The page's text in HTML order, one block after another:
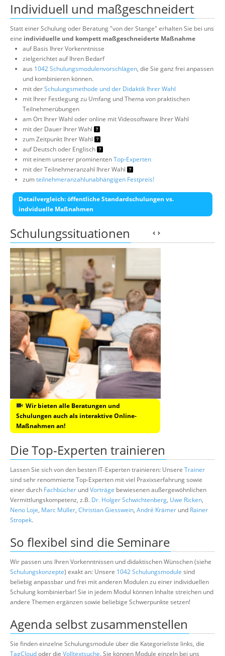
Individuell und maßgeschneidert
Statt einer Schulung oder Beratung "von der Stange" erhalten Sie bei uns
eine individuelle und kompett maßgeschneiderte Maßnahme
auf Basis Ihrer Vorkenntnisse
zielgerichtet auf Ihren Bedarf
aus 1042 Schulungsmodulenvorschlägen, die Sie ganz frei anpassen
und kombinieren können.
mit derSchulungsmethode und der Didaktik Ihrer Wahl
mit Ihrer Festlegung zu Umfang und Thema von praktischen
Teilnehmerübungen
am Ort Ihrer Wahl oder online mit Videosoftware Ihrer Wahl
mit der Dauer Ihrer Wahl
zum Zeitpunkt Ihrer Wahl
auf Deutsch oder Englisch
mit einem unserer prominentenTop-Experten
mit der Teilnehmeranzahl Ihrer Wahl
zumteilnehmeranzahlunabhängigen Festpreis!
Detailvergleich: öffentliche Standardschulungen vs.
indviduelle Maßnahmen
Schulungssituationen
Wir bieten alle Beratungen und
Schulungen auch als interaktive Online-
Maßnahmen an!
Die Top-Experten trainieren
Lassen Sie sich von den besten IT-Experten trainieren: Unsere Trainer
sind sehr renommierte Top-Experten mit viel Praxixserfahrung sowie
einer durch Fachbücher undVorträge bewiesenen außergewöhnlichen
Vermittlungskompetenz, z.B. Dr. Holger Schwichtenberg, Uwe Ricken,
Neno Loje, Marc Müller, Christian Giesswein, André Krämer und Rainer
Stropek.
So flexibel sind die Seminare
Wir passen uns Ihren Vorkenntnissen und didaktischen Wünschen (siehe
Schulungskonzepte) exakt an: Unsere 1042 Schulungsmodule sind
beliebig anpassbar und frei mit anderen Modulen zu einer individuellen
Schulung kombinierbar! Sie in jedem Modul können Inhalte streichen und
andere Themen ergänzen sowie beliebige Schwerpunkte setzen!
Agenda selbst zusammenstellen
Sie finden einzelne Schulungsmodule über die Kategorieliste links, die
TagCloudoder die Volltextsuche. Sie können Module einzeln bei uns